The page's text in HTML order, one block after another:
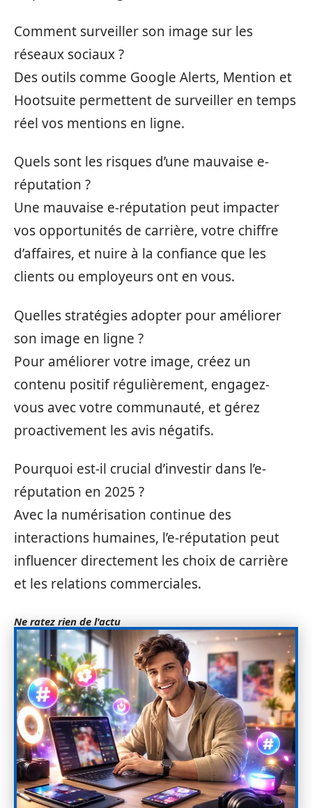
Comment surveiller son image sur les
réseaux sociaux ?
Des outils comme Google Alerts, Mention et
Hootsuite permettent de surveiller en temps
réel vos mentions en ligne.
Quels sont les risques d’une mauvaise e-
réputation ?
Une mauvaise e-réputation peut impacter
vos opportunités de carrière, votre chiffre
d’affaires, et nuire à la confiance que les
clients ou employeurs ont en vous.
Quelles stratégies adopter pour améliorer
son image en ligne ?
Pour améliorer votre image, créez un
contenu positif régulièrement, engagez-
vous avec votre communauté, et gérez
proactivement les avis négatifs.
Pourquoi est-il crucial d’investir dans l’e-
réputation en 2025 ?
Avec la numérisation continue des
interactions humaines, l’e-réputation peut
influencer directement les choix de carrière
et les relations commerciales.
Ne ratez rien de l'actu